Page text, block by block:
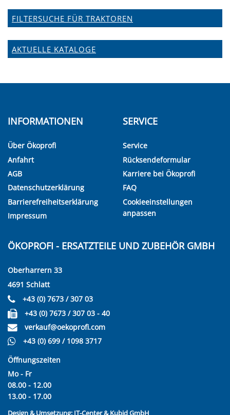
FILTERSUCHE FÜR TRAKTOREN
AKTUELLE KATALOGE
INFORMATIONEN
Über Ökoprofi
Anfahrt
AGB
Datenschutzerklärung
Barrierefreiheitserklärung
Impressum
SERVICE
Service
Rücksendeformular
Karriere bei Ökoprofi
FAQ
Cookieeinstellungen
anpassen
ÖKOPROFI - ERSATZTEILE UND ZUBEHÖR GMBH
Oberharrern 33
4691 Schlatt
+43 (0) 7673 / 307 03
+43 (0) 7673 / 307 03 - 40
verkauf@oekoprofi.com
+43 (0) 699 / 1098 3717
Öffnungszeiten
Mo - Fr
08.00 - 12.00
13.00 - 17.00
Design & Umsetzung: IT-Center & Kubid GmbH